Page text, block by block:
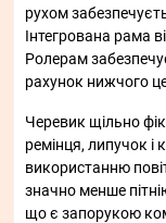
рухом
Інтегрована рама
Ролерам
рахунок нижчого
Черевик щільно
ремінця, липучок і
використанню
значно менше
що є запорукою